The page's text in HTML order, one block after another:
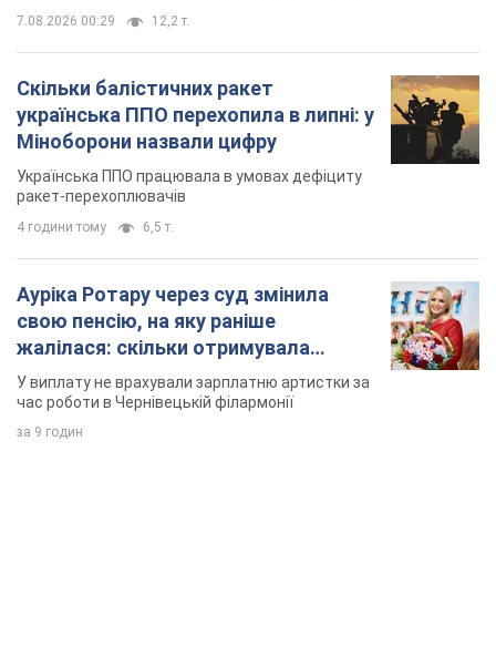
7.08.2026 00:29 12,2 т.
Скільки балістичних ракет
українська ППО перехопила в липні: у
Міноборони назвали цифру
Українська ППО працювала в умовах дефіциту
ракет-перехоплювачів
4 години тому 6,5 т.
Ауріка Ротару через суд змінила
свою пенсію, на яку раніше
жалілася: скільки отримувала
співачка
У виплату не врахували зарплатню артистки за
час роботи в Чернівецькій філармонії
за 9 годин